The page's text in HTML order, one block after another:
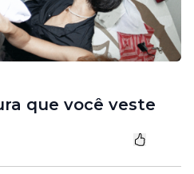
que você veste